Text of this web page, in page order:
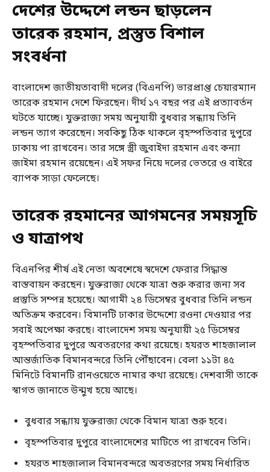
দেশের উদ্দেশে লন্ডন ছাড়লেন
তারেক রহমান, প্রস্তুত বিশাল
সংবর্ধনা
বাংলাদেশ জাতীয়তাবাদী দলের (বিএনপি) ভারপ্রাপ্ত চেয়ারম্যান
তারেক রহমান দেশে ফিরছেন। দীর্ঘ ১৭ বছর পর এই প্রত্যাবর্তন
ঘটতে যাচ্ছে। যুক্তরাজ্য সময় অনুযায়ী বুধবার সন্ধ্যায় তিনি
লন্ডন ত্যাগ করেছেন। সবকিছু ঠিক থাকলে বৃহস্পতিবার দুপুরে
ঢাকায় পা রাখবেন। তার সঙ্গে স্ত্রী জুবাইদা রহমান এবং কন্যা
জাইমা রহমান রয়েছেন। এই সফর নিয়ে দলের ভেতরে ও বাইরে
ব্যাপক সাড়া ফেলেছে।
তারেক রহমানের আগমনের সময়সূচি
ও যাত্রাপথ
বিএনপির শীর্ষ এই নেতা অবশেষে স্বদেশে ফেরার সিদ্ধান্ত
বাস্তবায়ন করছেন। যুক্তরাজ্য থেকে যাত্রা শুরু করার জন্য সব
প্রস্তুতি সম্পন্ন হয়েছে। আগামী ২৪ ডিসেম্বর বুধবার তিনি লন্ডন
অতিক্রম করবেন। বিমানটি ঢাকার উদ্দেশ্যে রওনা দেওয়ার পর
সবাই অপেক্ষা করছে। বাংলাদেশ সময় অনুযায়ী ২৫ ডিসেম্বর
বৃহস্পতিবার দুপুরে অবতরণের কথা রয়েছে। হযরত শাহজালাল
আন্তর্জাতিক বিমানবন্দরে তিনি পৌঁছাবেন। বেলা ১১টা ৪৫
মিনিটে বিমানটি রানওয়েতে নামার কথা রয়েছে। দেশবাসী তাকে
স্বাগত জানাতে উন্মুখ হয়ে আছে।
বুধবার সন্ধ্যায় যুক্তরাজ্য থেকে বিমান যাত্রা শুরু হবে।
বৃহস্পতিবার দুপুরে বাংলাদেশের মাটিতে পা রাখবেন তিনি।
হযরত শাহজালাল বিমানবন্দরে অবতরণের সময় নির্ধারিত